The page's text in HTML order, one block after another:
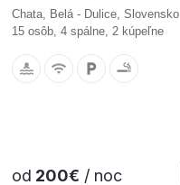
Chata, Belá - Dulice, Slovensko
15 osôb, 4 spálne, 2 kúpeľne
od 200€ / noc